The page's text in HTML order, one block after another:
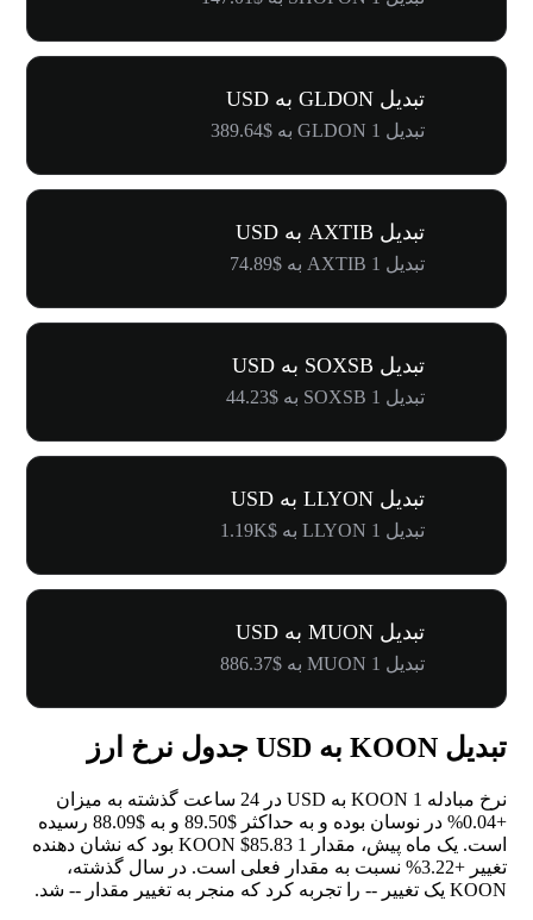
تبدیل GLDON به USD
تبدیل 1 GLDON به $389.64
تبدیل AXTIB به USD
تبدیل 1 AXTIB به $74.89
تبدیل SOXSB به USD
تبدیل 1 SOXSB به $44.23
تبدیل LLYON به USD
تبدیل 1 LLYON به $1.19K
تبدیل MUON به USD
تبدیل 1 MUON به $886.37
تبدیل KOON به USD جدول نرخ ارز
نرخ مبادله 1 KOON به USD در 24 ساعت گذشته به میزان
+0.04%
در نوسان بوده و به حداکثر $89.50 و به $88.09 رسیده
است. یک ماه پیش، مقدار 1 KOON $85.83 بود که نشان دهنده
تغییر +3.22%
نسبت به مقدار فعلی است. در سال گذشته،
KOON یک تغییر
-- را تجربه کرد که منجر به تغییر مقدار -- شد.